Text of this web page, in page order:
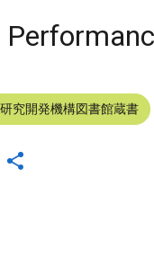
究開発機構図書館蔵書